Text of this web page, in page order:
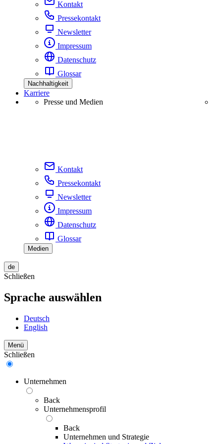
Kontakt
Pressekontakt
Newsletter
Impressum
Datenschutz
Glossar
Nachhaltigkeit
Karriere
Presse und Medien
Kontakt
Pressekontakt
Newsletter
Impressum
Datenschutz
Glossar
Medien
de
Schließen
Sprache auswählen
Deutsch
English
Menü
Schließen
Unternehmen
Back
Unternehmensprofil
Back
Unternehmen und Strategie